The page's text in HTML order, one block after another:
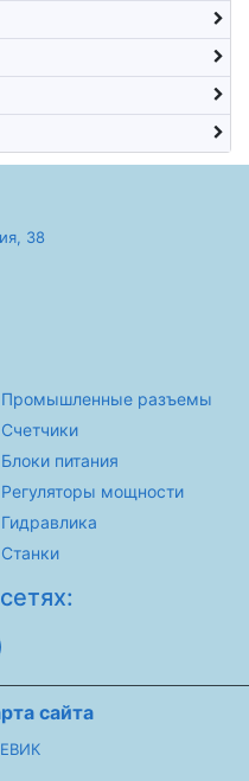
38
Промышленные разъемы
Счетчики
Блоки питания
Регуляторы мощности
Гидравлика
Станки
сайта